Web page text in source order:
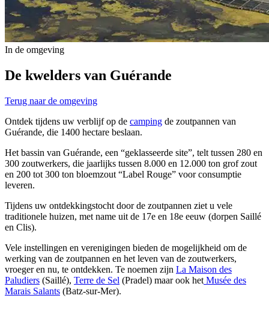
In de omgeving
De kwelders van Guérande
Terug naar de omgeving
Ontdek tijdens uw verblijf op de camping de zoutpannen van
Guérande, die 1400 hectare beslaan.
Het bassin van Guérande, een “geklasseerde site”, telt tussen 280 en
300 zoutwerkers, die jaarlijks tussen 8.000 en 12.000 ton grof zout
en 200 tot 300 ton bloemzout “Label Rouge” voor consumptie
leveren.
Tijdens uw ontdekkingstocht door de zoutpannen ziet u vele
traditionele huizen, met name uit de 17e en 18e eeuw (dorpen Saillé
en Clis).
Vele instellingen en verenigingen bieden de mogelijkheid om de
werking van de zoutpannen en het leven van de zoutwerkers,
vroeger en nu, te ontdekken. Te noemen zijn La Maison des
Paludiers (Saillé), Terre de Sel (Pradel) maar ook het Musée des
Marais Salants (Batz-sur-Mer).